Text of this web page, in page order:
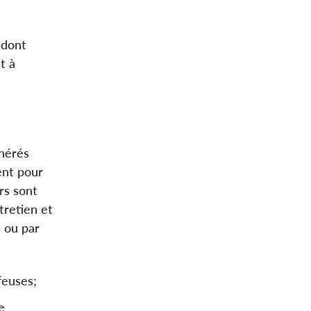
à
pour
sont
et
ou par